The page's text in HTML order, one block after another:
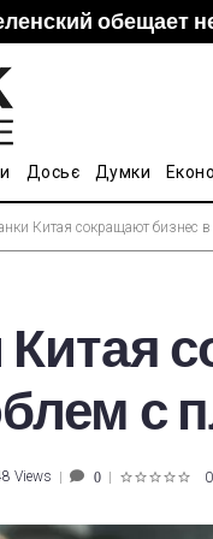
обещает
5-тое
Beijing
Украине ввели
Досьє Думки
Китая сокращают
Китая
с
Views 0 0